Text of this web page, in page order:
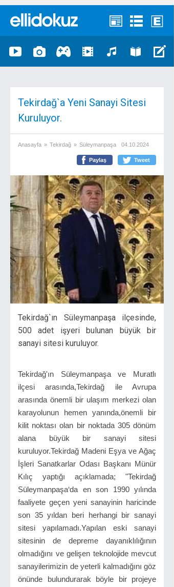
Tekirdağ`a Yeni Sanayi Sitesi
Kuruluyor.
Anasayfa » Tekirdağ » Süleymanpaşa 04.10.2024
Paylaş Tweet
Tekirdağ`ın Süleymanpaşa ilçesinde,
500 adet işyeri bulunan büyük bir
sanayi sitesi kuruluyor.
Tekirdağ'ın Süleymanpaşa ve Muratlı
ilçesi arasında,Tekirdağ ile Avrupa
arasında önemli bir ulaşım merkezi olan
karayolunun hemen yanında,önemli bir
kilit noktası olan bir noktada 305 dönüm
alana büyük bir sanayi sitesi
kuruluyor.Tekirdağ Madeni Eşya ve Ağaç
İşleri Sanatkarlar Odası Başkanı Münür
Kılıç yaptığı açıklamada; "Tekirdağ
Süleymanpaşa‘da en son 1990 yılında
faaliyete geçen yeni sanayinin haricinde
son 35 yıldan beri herhangi bir sanayi
sitesi yapılamadı.Yapılan eski sanayi
sitesinin de depreme dayanıklılığının
olmadığını ve gelişen teknolojide mevcut
sanayilerimizin de yeterli kalmadığını göz
önünde bulundurarak böyle bir projeye